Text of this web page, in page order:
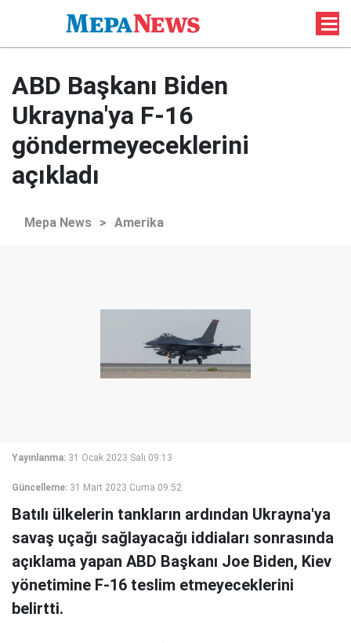
ABD Başkanı Biden
Ukrayna'ya F-16
göndermeyeceklerini
açıkladı
Mepa News > Amerika
Yayınlanma: 31 Ocak 2023 Salı 09:13
Güncelleme: 31 Mart 2023 Cuma 09:52
Batılı ülkelerin tankların ardından Ukrayna'ya
savaş uçağı sağlayacağı iddiaları sonrasında
açıklama yapan ABD Başkanı Joe Biden, Kiev
yönetimine F-16 teslim etmeyeceklerini
belirtti.